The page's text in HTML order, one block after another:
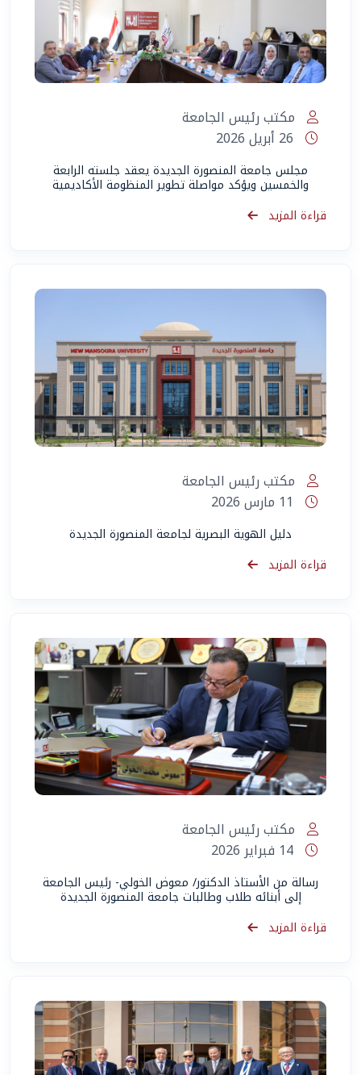
مكتب رئيس الجامعة
مجلس جامعة المنصورة الجديدة يعقد جلسته الرابعة
والخمسين ويؤكد مواصلة تطوير المنظومة الأكاديمية
قراءة المزيد
مكتب رئيس الجامعة
دليل الهوية البصرية لجامعة المنصورة الجديدة
قراءة المزيد
مكتب رئيس الجامعة
رسالة من الأستاذ الدكتور/ معوض الخولي- رئيس الجامعة
إلى أبنائه طلاب وطالبات جامعة المنصورة الجديدة
قراءة المزيد